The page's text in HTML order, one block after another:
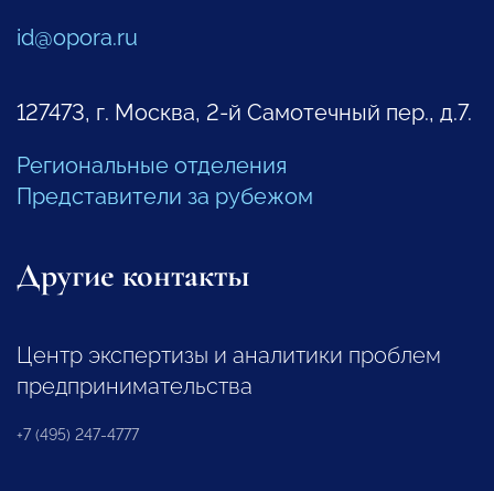
id@opora.ru
127473, г. Москва, 2-й Самотечный пер., д.7.
Региональные отделения
Представители за рубежом
Другие контакты
Центр экспертизы и аналитики проблем
предпринимательства
+7 (495) 247-4777